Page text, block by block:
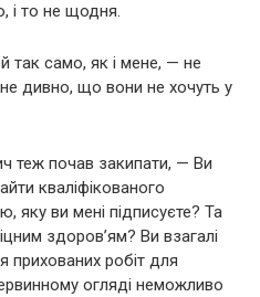
і то не щодня.
само, як і мене, — не
дивно, що вони не хочуть у
теж почав закипати, — Ви
кваліфікованого
яку ви мені підписуєте? Та
здоров’ям? Ви взагалі
прихованих робіт для
огляді неможливо